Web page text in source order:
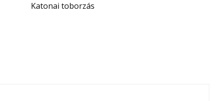
Katonai toborzás